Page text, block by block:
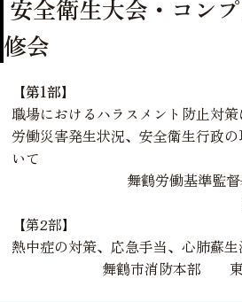
安全衛生大会・コン
修会
【第1部】
職場におけるハラスメント防止対策
労働災害発生状況、安全衛生行政
いて
舞鶴労働基準
【第2部】
熱中症の対策、応急手当、心肺蘇
舞鶴市消防本部